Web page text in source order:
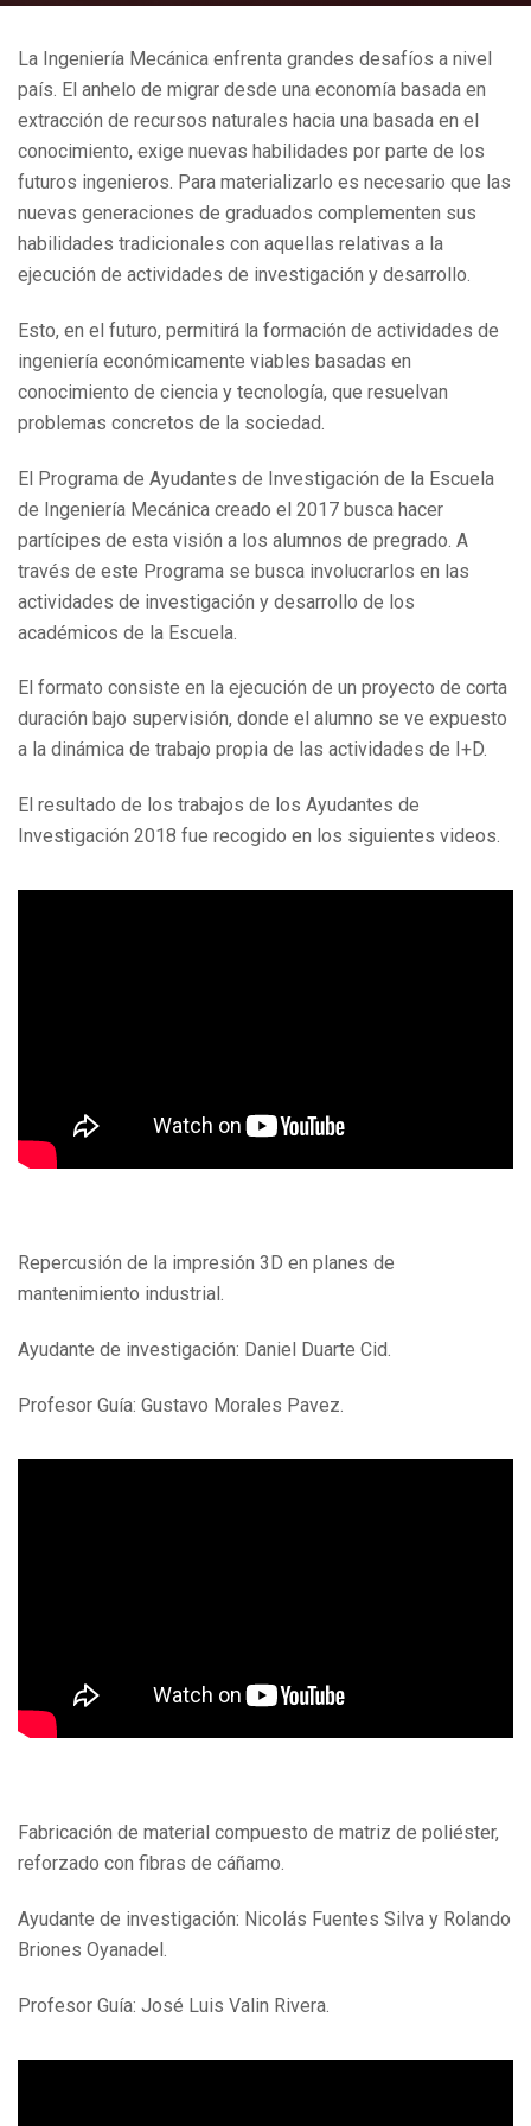
La Ingeniería Mecánica enfrenta grandes desafíos a nivel
país. El anhelo de migrar desde una economía basada en
extracción de recursos naturales hacia una basada en el
conocimiento, exige nuevas habilidades por parte de los
futuros ingenieros. Para materializarlo es necesario que las
nuevas generaciones de graduados complementen sus
habilidades tradicionales con aquellas relativas a la
ejecución de actividades de investigación y desarrollo.
Esto, en el futuro, permitirá la formación de actividades de
ingeniería económicamente viables basadas en
conocimiento de ciencia y tecnología, que resuelvan
problemas concretos de la sociedad.
El Programa de Ayudantes de Investigación de la Escuela
de Ingeniería Mecánica creado el 2017 busca hacer
partícipes de esta visión a los alumnos de pregrado. A
través de este Programa se busca involucrarlos en las
actividades de investigación y desarrollo de los
académicos de la Escuela.
El formato consiste en la ejecución de un proyecto de corta
duración bajo supervisión, donde el alumno se ve expuesto
a la dinámica de trabajo propia de las actividades de I+D.
El resultado de los trabajos de los Ayudantes de
Investigación 2018 fue recogido en los siguientes videos.
Repercusión de la impresión 3D en planes de
mantenimiento industrial.
Ayudante de investigación: Daniel Duarte Cid.
Profesor Guía: Gustavo Morales Pavez.
Fabricación de material compuesto de matriz de poliéster,
reforzado con fibras de cáñamo.
Ayudante de investigación: Nicolás Fuentes Silva y Rolando
Briones Oyanadel.
Profesor Guía: José Luis Valin Rivera.